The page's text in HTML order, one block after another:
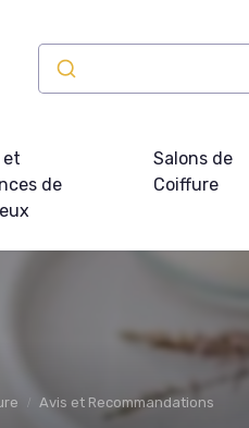
et
de
Salons de
Coiffure
Avis et Recommandations